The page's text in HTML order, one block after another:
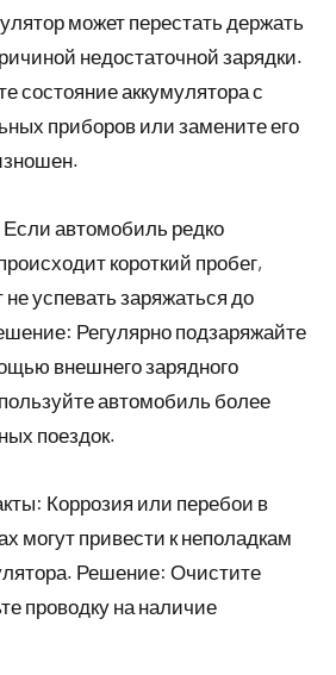
может перестать держать
недостаточной зарядки.
состояние аккумулятора с
приборов или замените его
автомобиль редко
короткий пробег,
успевать заряжаться до
Регулярно подзаряжайте
внешнего зарядного
автомобиль более
поездок.
Коррозия или перебои в
могут привести к неполадкам
Решение: Очистите
проводку на наличие